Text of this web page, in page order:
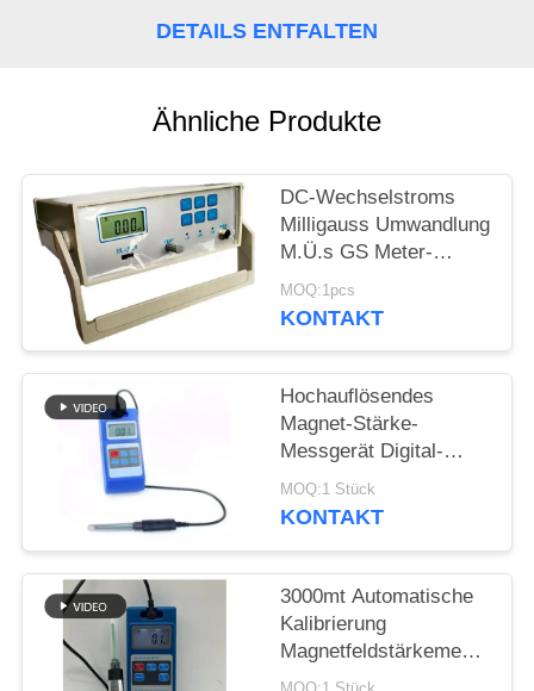
PRIVACY
POLICY
DETAILS ENTFALTEN
Ähnliche Produkte
DC-Wechselstroms
Milligauss Umwandlung
M.Ü.s GS Meter-
Magnetfeld-
Schreibtisch-Art
MOQ:1pcs
KONTAKT
Hochauflösendes
Magnet-Stärke-
Messgerät Digital-
Wechselstrom-
Gleichstrom
MOQ:1 Stück
KONTAKT
3000mt Automatische
Kalibrierung
Magnetfeldstärkemessgerät
Digitales Halleffekt-